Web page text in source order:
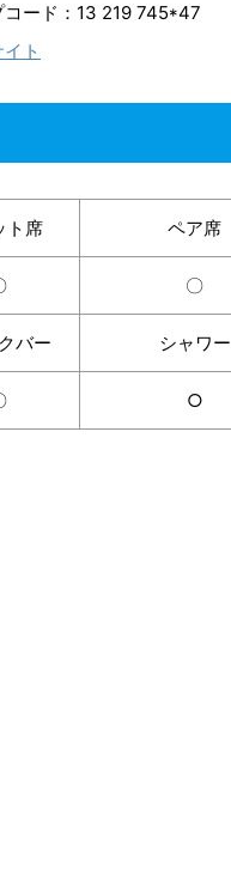
コード：13 219 745*47
ト
ト席 ペア席
〇
バー シャワー
○